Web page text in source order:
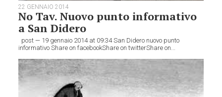
22 GENNAIO 2014
No Tav. Nuovo punto informativo
a San Didero
post — 19 gennaio 2014 at 09:34 San Didero nuovo punto
informativo Share on facebookShare on twitterShare on...